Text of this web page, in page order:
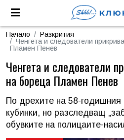
Начало
Разкрития
Ченгета и следователи
Пламен Пенев
Ченгета и следователи
на бореца Пламен Пенев
По дрехите на 58-
кубинки, но разследващ
обувките на полицаите-